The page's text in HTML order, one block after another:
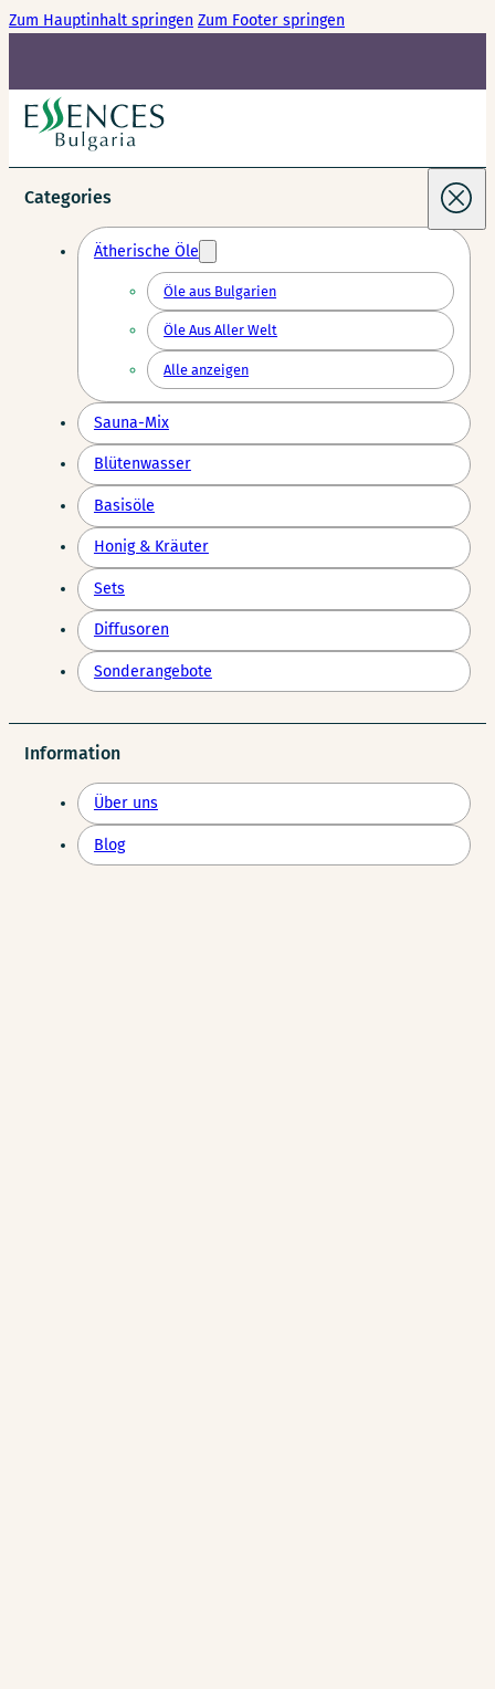
Zum Hauptinhalt springen Zum Footer springen
Categories
Ätherische Öle
Öle aus Bulgarien
Öle Aus Aller Welt
Alle anzeigen
Sauna-Mix
Blütenwasser
Basisöle
Honig & Kräuter
Sets
Diffusoren
Sonderangebote
Information
Über uns
Blog